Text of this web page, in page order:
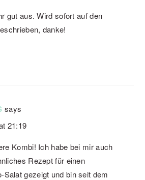
gut aus. Wird sofort auf den
danke!
says
21:19
Kombi! Ich habe bei mir auch
Rezept für einen
Salat gezeigt und bin seit dem